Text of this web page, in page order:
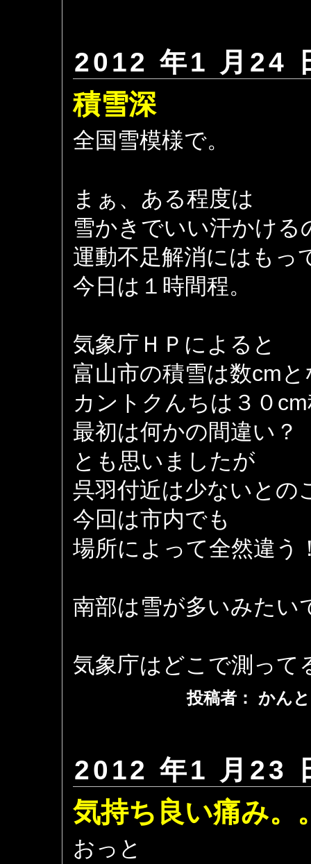
2012 年1 月24
積雪深
全国雪模様で。
まぁ、ある程度は
雪かきでいい汗かける
運動不足解消にはもっ
今日は１時間程。
気象庁ＨＰによると
富山市の積雪は数cm
カントクんちは３０
最初は何かの間違い？
とも思いましたが
呉羽付近は少ないとの
今回は市内でも
場所によって全然違う
南部は雪が多いみたい
気象庁はどこで測って
投稿者： かん
2012 年1 月23
気持ち良い痛み。
おっと